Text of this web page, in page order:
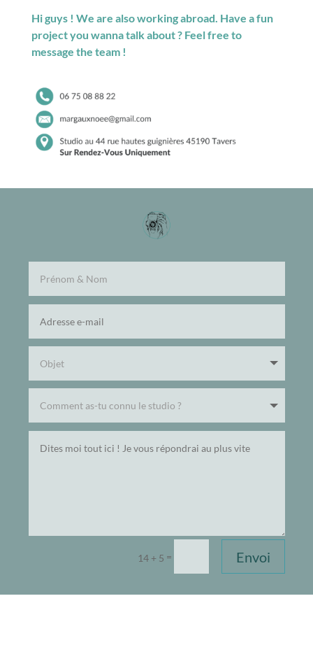
Hi guys ! We are also working abroad. Have a fun
project you wanna talk about ? Feel free to
message the team !
14 + 5 = Envoi